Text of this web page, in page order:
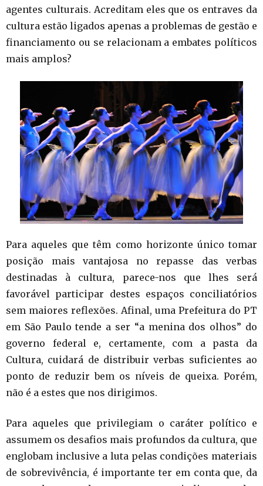
agentes culturais. Acreditam eles que os entraves da
cultura estão ligados apenas a problemas de gestão e
financiamento ou se relacionam a embates políticos
mais amplos?
Para aqueles que têm como horizonte único tomar
posição mais vantajosa no repasse das verbas
destinadas à cultura, parece-nos que lhes será
favorável participar destes espaços conciliatórios
sem maiores reflexões. Afinal, uma Prefeitura do PT
em São Paulo tende a ser “a menina dos olhos” do
governo federal e, certamente, com a pasta da
Cultura, cuidará de distribuir verbas suficientes ao
ponto de reduzir bem os níveis de queixa. Porém,
não é a estes que nos dirigimos.
Para aqueles que privilegiam o caráter político e
assumem os desafios mais profundos da cultura, que
englobam inclusive a luta pelas condições materiais
de sobrevivência, é importante ter em conta que, da